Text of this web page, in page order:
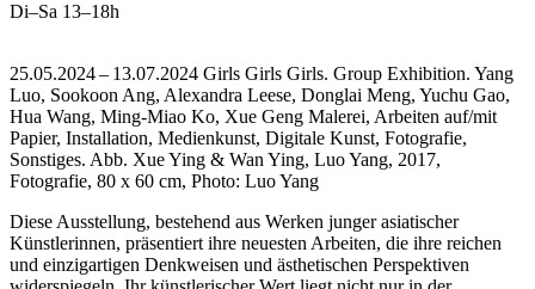
Di–Sa 13–18h
25.05.2024 – 13.07.2024 Girls Girls Girls. Group Exhibition. Yang
Luo, Sookoon Ang, Alexandra Leese, Donglai Meng, Yuchu Gao,
Hua Wang, Ming-Miao Ko, Xue Geng Malerei, Arbeiten auf/mit
Papier, Installation, Medienkunst, Digitale Kunst, Fotografie,
Sonstiges. Abb. Xue Ying & Wan Ying, Luo Yang, 2017,
Fotografie, 80 x 60 cm, Photo: Luo Yang
Diese Ausstellung, bestehend aus Werken junger asiatischer
Künstlerinnen, präsentiert ihre neuesten Arbeiten, die ihre reichen
und einzigartigen Denkweisen und ästhetischen Perspektiven